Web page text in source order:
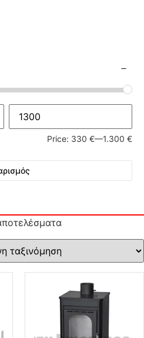
Price: 330 €—1.300 €